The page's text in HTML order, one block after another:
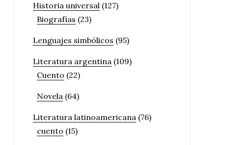
Historia universal (127)
Biografías (23)
Lenguajes simbólicos (95)
Literatura argentina (109)
Cuento (22)
Novela (64)
Literatura latinoamericana (76)
cuento (15)